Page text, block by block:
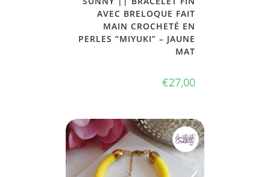
AVEC BRELOQUE FAIT
MAIN CROCHETÉ EN
PERLES “MIYUKI” – JAUNE
MAT
€27,00